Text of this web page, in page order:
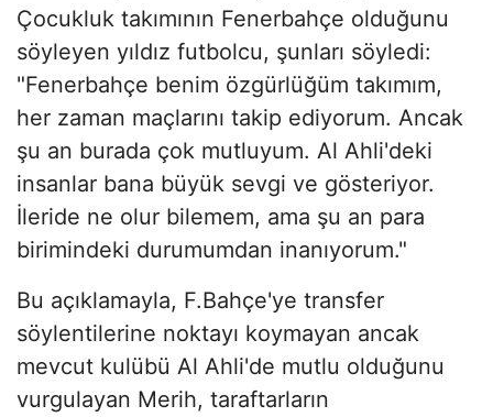
Çocukluk takımının Fenerbahçe olduğunu
söyleyen yıldız futbolcu, şunları söyledi:
"Fenerbahçe benim özgürlüğüm takımım,
her zaman maçlarını takip ediyorum. Ancak
şu an burada çok mutluyum. Al Ahli'deki
insanlar bana büyük sevgi ve gösteriyor.
İleride ne olur bilemem, ama şu an para
birimindeki durumumdan inanıyorum."
Bu açıklamayla, F.Bahçe'ye transfer
söylentilerine noktayı koymayan ancak
mevcut kulübü Al Ahli'de mutlu olduğunu
vurgulayan Merih, taraftarların